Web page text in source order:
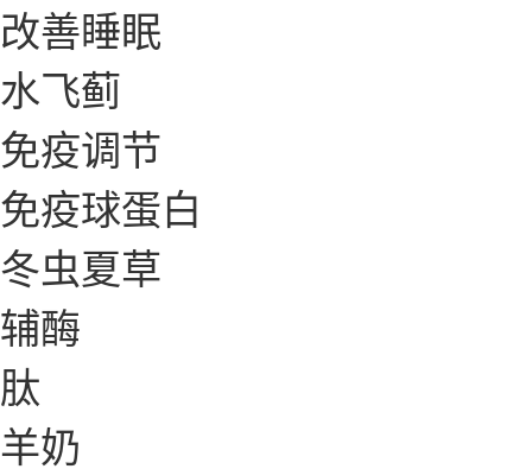
改善睡眠
水飞蓟
免疫调节
免疫球蛋白
冬虫夏草
辅酶
肽
羊奶